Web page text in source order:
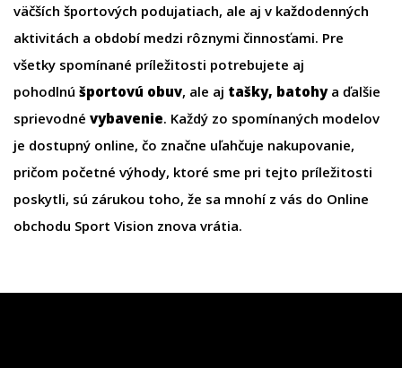
väčších športových podujatiach, ale aj v každodenných
aktivitách a období medzi rôznymi činnosťami. Pre
všetky spomínané príležitosti potrebujete aj
pohodlnú športovú obuv, ale aj tašky, batohya ďalšie
sprievodné vybavenie. Každý zo spomínaných modelov
je dostupný online, čo značne uľahčuje nakupovanie,
pričom početné výhody, ktoré sme pri tejto príležitosti
poskytli, sú zárukou toho, že sa mnohí z vás do Online
obchodu Sport Vision znova vrátia.